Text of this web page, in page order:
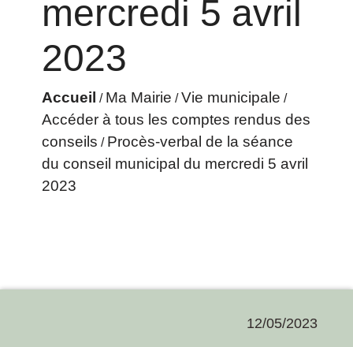
mercredi 5 avril
2023
Accueil / Ma Mairie /Vie municipale /
Accéder à tous les comptes rendus des
conseils / Procès-verbal de la séance
du conseil municipal du mercredi 5 avril
2023
12/05/2023